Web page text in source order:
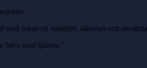
fokus på stabilitet, säkerhet och
bara med hjärna.”